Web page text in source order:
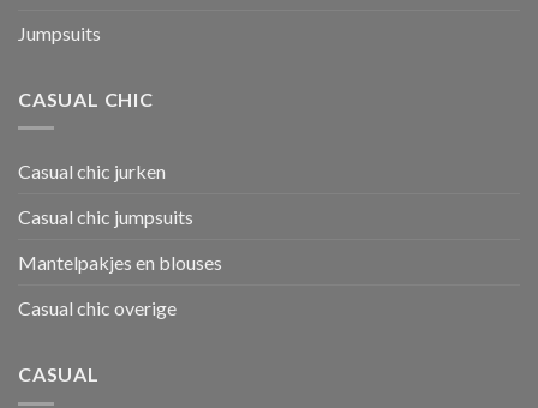
Jumpsuits
CASUAL CHIC
Casual chic jurken
Casual chic jumpsuits
Mantelpakjes en blouses
Casual chic overige
CASUAL